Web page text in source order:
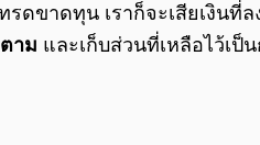
ดขาดทุน เราก็จะเสียเงิน
าม และเก็บส่วนที่เหลือไว้เ